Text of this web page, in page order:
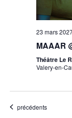
23 mars
MAAAR
Théâtre Le
Valery-en-
Évènements
précédents